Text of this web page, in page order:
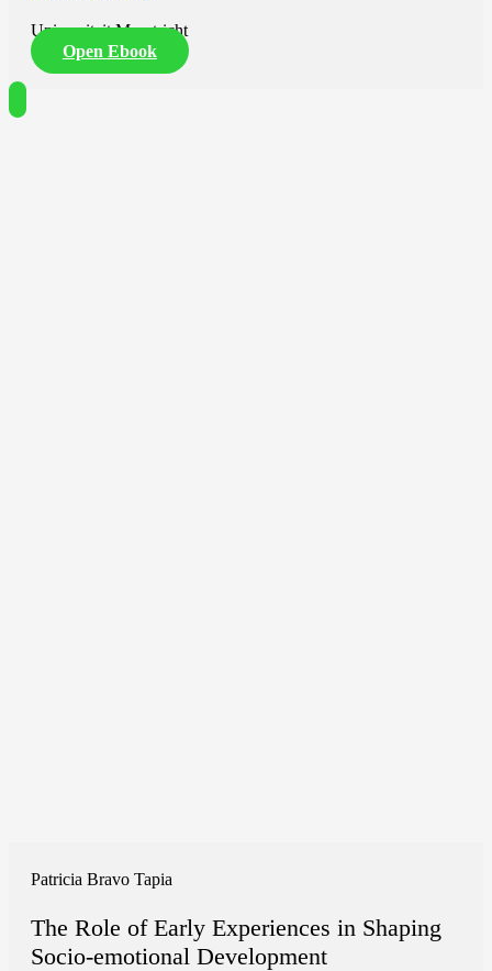
Universiteit Maastricht
Open Ebook
Patricia Bravo Tapia
The Role of Early Experiences in Shaping
Socio-emotional Development